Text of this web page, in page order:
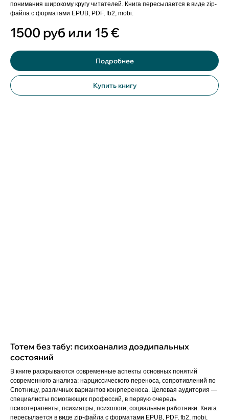
понимания широкому кругу читателей. Книга пересылается в виде zip-
файла с форматами EPUB, PDF, fb2, mobi.
1500 руб или 15€
Подробнее
Купить книгу
Тотем без табу: психоанализ доэдипальных
состояний
В книге раскрываются современные аспекты основных понятий
современного анализа: нарциссического переноса, сопротивлений по
Спотницу, различных вариантов конрпереноса. Целевая аудитория —
специалисты помогающих профессий, в первую очередь
психотерапевты, психиатры, психологи, социальные работники. Книга
пересылается в виде zip-файла с форматами EPUB, PDF, fb2, mobi,